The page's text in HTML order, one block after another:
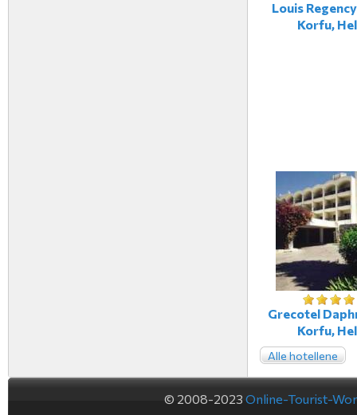
Louis
Korfu,
Grecotel
Korfu,
Alle hotellene
© 2008-2023 Online-Tourist-